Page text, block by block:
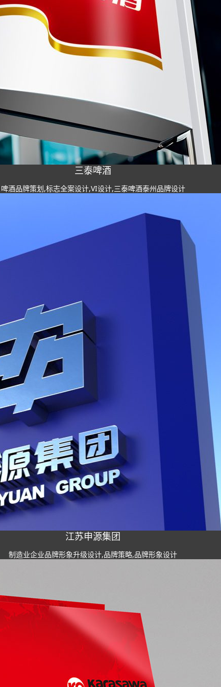
三泰啤酒
啤酒品牌策划,标志全案设计,VI设计,三泰啤酒泰州品牌设计
江苏申源集团
制造业企业品牌形象升级设计,品牌策略,品牌形象设计